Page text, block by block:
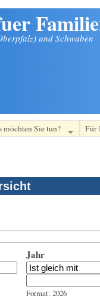
und Schwaben
möchten Sie tun? Für
Jahr
Format: 2026